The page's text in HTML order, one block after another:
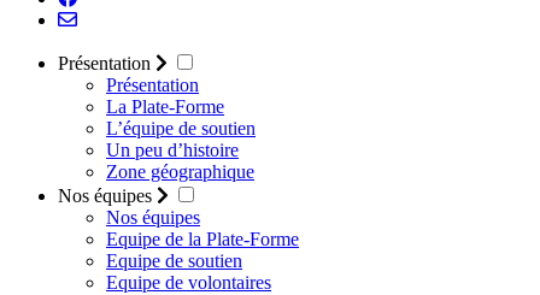
Présentation
Présentation
La Plate-Forme
L’équipe de soutien
Un peu d’histoire
Zone géographique
Nos équipes
Nos équipes
Equipe de la Plate-Forme
Equipe de soutien
Equipe de volontaires